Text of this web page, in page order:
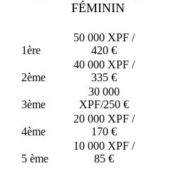
FÉMININ
1ère
50 000 XPF /
420 €
2ème
40 000 XPF /
335 €
3ème
30 000
XPF/250 €
4ème
20 000 XPF /
170 €
5 ème
10 000 XPF /
85 €